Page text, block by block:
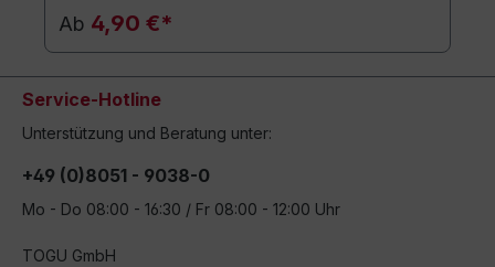
Ab 4,90 €*
Service-Hotline
Unterstützung und Beratung unter:
+49 (0)8051 - 9038-0
Mo - Do 08:00 - 16:30 / Fr 08:00 - 12:00 Uhr
TOGU GmbH